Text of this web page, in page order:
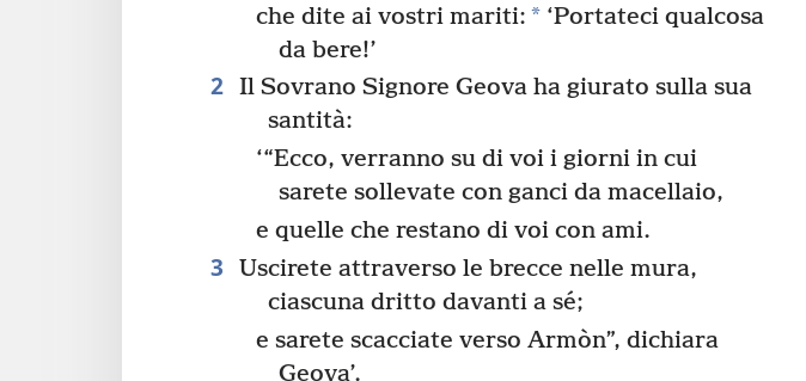
che dite ai vostri mariti: * ‘Portateci qualcosa
da bere!’
2 Il Sovrano Signore Geova ha giurato sulla sua
santità:
‘“Ecco, verranno su di voi i giorni in cui
sarete sollevate con ganci da macellaio,
e quelle che restano di voi con ami.
3
Uscirete attraverso le brecce nelle mura,
ciascuna dritto davanti a sé;
e sarete scacciate verso Armòn”, dichiara
Geova’.